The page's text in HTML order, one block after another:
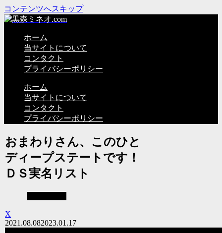
コンテンツへスキップ
ホーム
当サイトについて
コンタクト
プライバシーポリシー
ホーム
当サイトについて
コンタクト
プライバシーポリシー
おまわりさん、このひと
ディープステートです！
ＤＳ実名リスト
X
2021.08.082023.01.17